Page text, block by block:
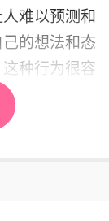
难以预测和
的想法和态
种行为很容
产生不满和